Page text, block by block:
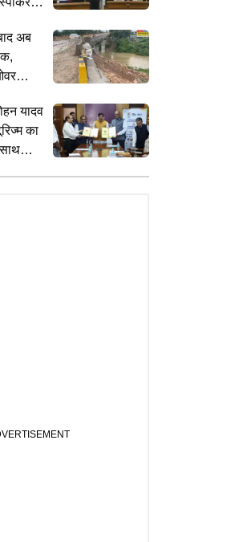
UTILITY NEWS
Gold Purity Check Guide: सोना
असली है या नकली? घर बैठे ऐसे करें मिनटों
में शुद्धता की जांच
अब
यादव
का